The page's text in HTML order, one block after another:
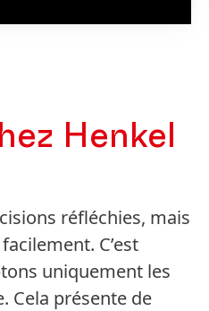
Henkel
réfléchies, mais
C’est
uniquement les
Cela présente de